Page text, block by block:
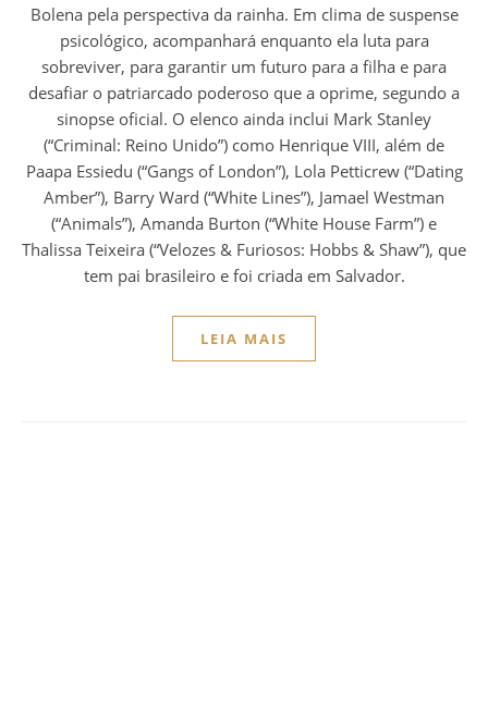
Bolena pela perspectiva da rainha. Em clima de suspense
psicológico, acompanhará enquanto ela luta para
sobreviver, para garantir um futuro para a filha e para
desafiar o patriarcado poderoso que a oprime, segundo a
sinopse oficial. O elenco ainda inclui Mark Stanley
(“Criminal: Reino Unido”) como Henrique VIII, além de
Paapa Essiedu (“Gangs of London”), Lola Petticrew (“Dating
Amber”), Barry Ward (“White Lines”), Jamael Westman
(“Animals”), Amanda Burton (“White House Farm”) e
Thalissa Teixeira (“Velozes & Furiosos: Hobbs & Shaw”), que
tem pai brasileiro e foi criada em Salvador.
LEIA MAIS